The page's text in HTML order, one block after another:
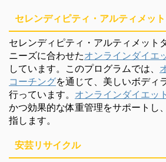
セレンディピティ・アルティメッ
セレンディピティ・アルティメット
ニーズに合わせたオンラインダイエ
しています。このプログラムでは、
コーチングを通じて、美しいボディ
行っています。 オンラインダイエッ
かつ効果的な体重管理をサポートし
指します。
安芸リサイクル